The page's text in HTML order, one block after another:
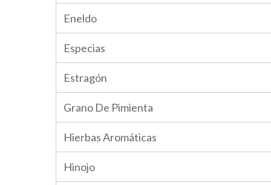
Eneldo
Especias
Estragón
Grano De Pimienta
Hierbas Aromáticas
Hinojo